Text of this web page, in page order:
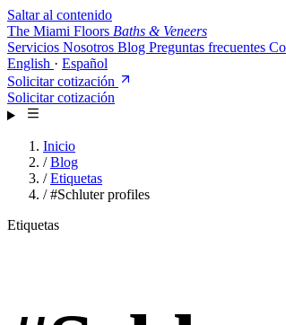
Saltar al contenido
The Miami Floors Baths & Veneers
Servicios Nosotros Blog Preguntas frecuentes
English · Español
Solicitar cotización
Solicitar cotización
Inicio
/ Blog
/ Etiquetas
/ #Schluter profiles
Etiquetas